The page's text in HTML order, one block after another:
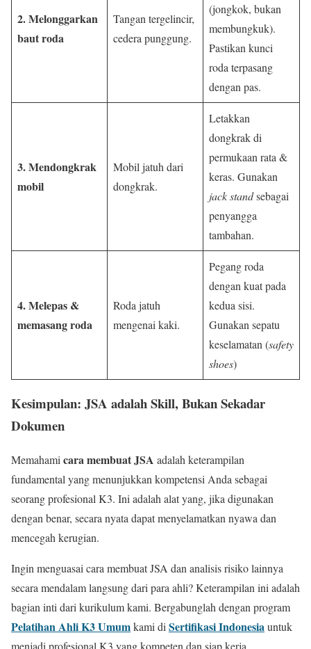
2. Melonggarkan
baut roda
Tangan tergelincir,
cedera punggung.
(jongkok, bukan
membungkuk).
Pastikan kunci
roda terpasang
dengan pas.
3. Mendongkrak
mobil
Mobil jatuh dari
dongkrak.
Letakkan
dongkrak di
permukaan rata &
keras. Gunakan
jack standsebagai
penyangga
tambahan.
4. Melepas &
memasang roda
Roda jatuh
mengenai kaki.
Pegang roda
dengan kuat pada
kedua sisi.
Gunakan sepatu
keselamatan (safety
shoes)
Kesimpulan: JSA adalah Skill, Bukan Sekadar
Dokumen
Memahami cara membuat JSA adalah keterampilan
fundamental yang menunjukkan kompetensi Anda sebagai
seorang profesional K3. Ini adalah alat yang, jika digunakan
dengan benar, secara nyata dapat menyelamatkan nyawa dan
mencegah kerugian.
Ingin menguasai cara membuat JSA dan analisis risiko lainnya
secara mendalam langsung dari para ahli? Keterampilan ini adalah
bagian inti dari kurikulum kami. Bergabunglah dengan program
Pelatihan Ahli K3 Umumkami di Sertifikasi Indonesiauntuk
menjadi profesional K3 yang kompeten dan siap kerja.